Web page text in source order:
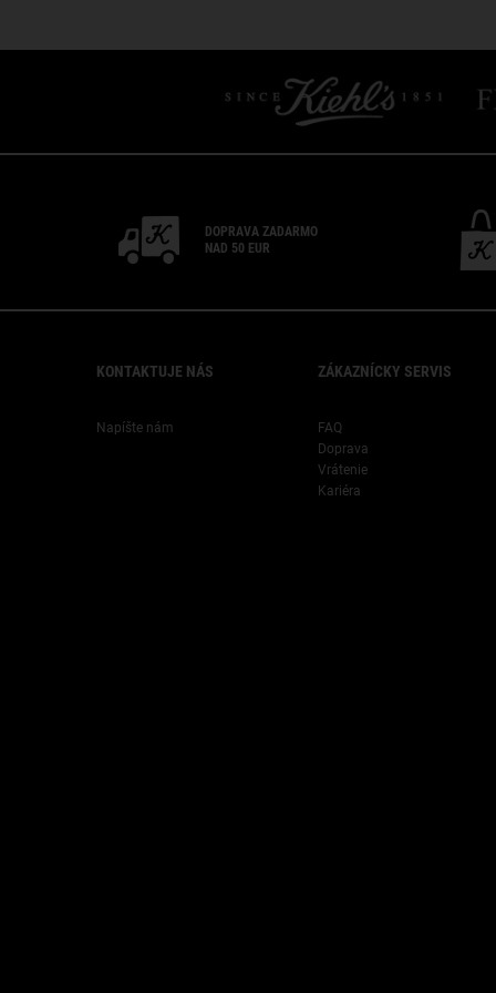
DOPRAVA ZADARMO
NAD 50 EUR
KONTAKTUJE NÁS
Napíšte nám
ZÁKAZNÍCKY SERVIS
FAQ
Doprava
Vrátenie
Kariéra